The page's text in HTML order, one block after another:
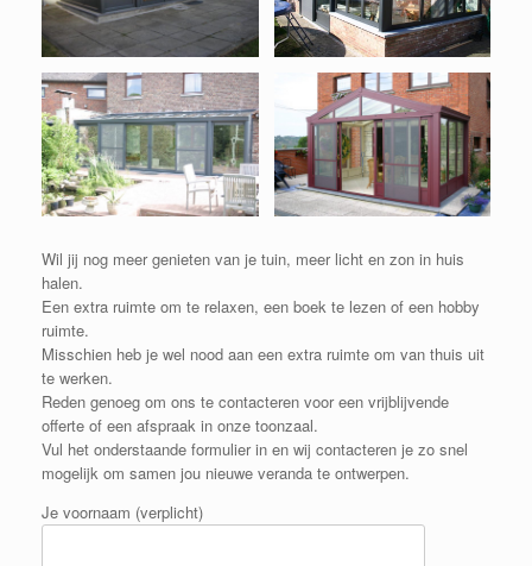
Wil jij nog meer genieten van je tuin, meer licht en zon in huis
halen.
Een extra ruimte om te relaxen, een boek te lezen of een hobby
ruimte.
Misschien heb je wel nood aan een extra ruimte om van thuis uit
te werken.
Reden genoeg om ons te contacteren voor een vrijblijvende
offerte of een afspraak in onze toonzaal.
Vul het onderstaande formulier in en wij contacteren je zo snel
mogelijk om samen jou nieuwe veranda te ontwerpen.
Je voornaam (verplicht)